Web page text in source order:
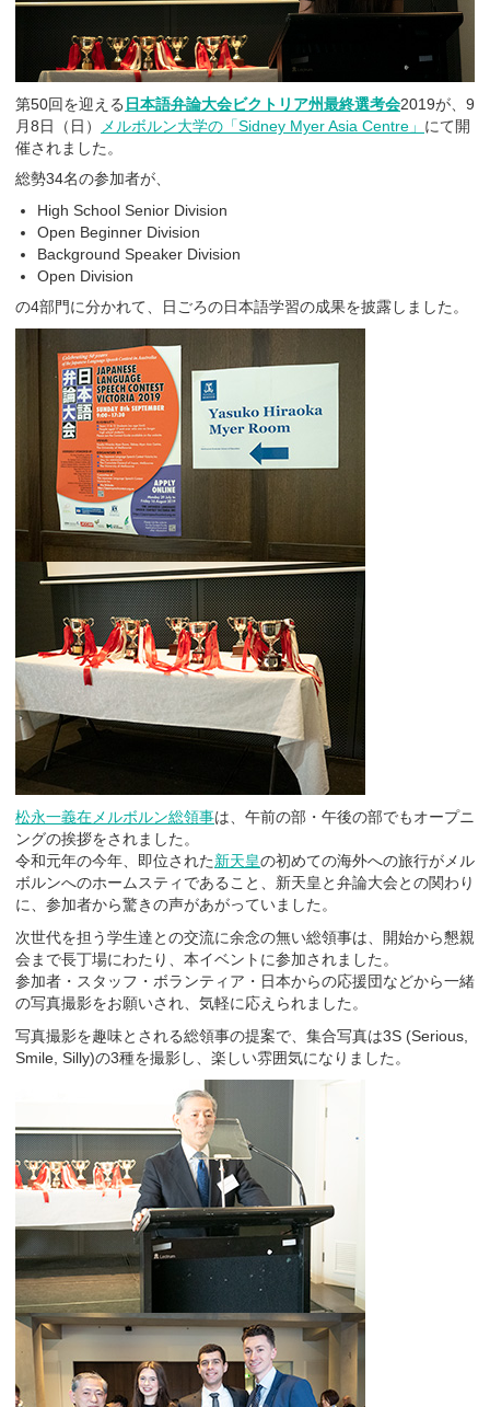
第50回を迎える 日本語弁論大会ビクトリア州最終選考会2019が、9
月8日（日）
メルボルン大学の「Sidney Myer Asia Centre」 にて開
催されました。
総勢34名の参加者が、
High School Senior Division
Open Beginner Division
Background Speaker Division
Open Division
の4部門に分かれて、日ごろの日本語学習の成果を披露しました。
松永一義在メルボルン総領事は、午前の部・午後の部でもオープニ
ングの挨拶をされました。
令和元年の今年、即位された新天皇の初めての海外への旅行がメル
ボルンへのホームスティであること、新天皇と弁論大会との関わり
に、参加者から驚きの声があがっていました。
次世代を担う学生達との交流に余念の無い総領事は、開始から懇親
会まで長丁場にわたり、本イベントに参加されました。
参加者・スタッフ・ボランティア・日本からの応援団などから一緒
の写真撮影をお願いされ、気軽に応えられました。
写真撮影を趣味とされる総領事の提案で、集合写真は3S (Serious,
Smile, Silly)の3種を撮影し、楽しい雰囲気になりました。